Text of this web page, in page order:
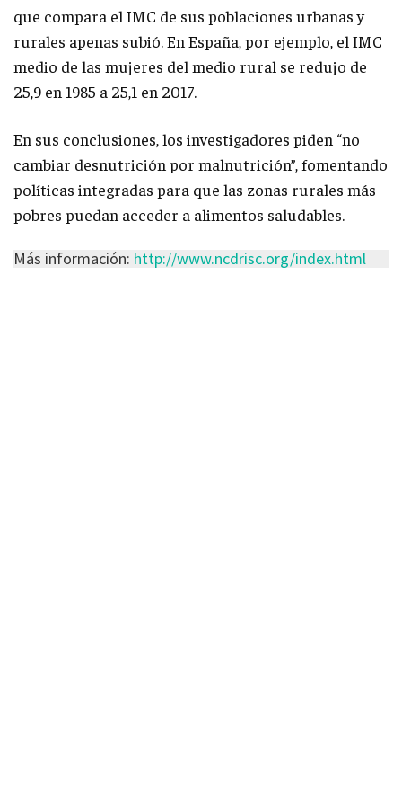
que compara el IMC de sus poblaciones urbanas y
rurales apenas subió. En España, por ejemplo, el IMC
medio de las mujeres del medio rural se redujo de
25,9 en 1985 a 25,1 en 2017.
En sus conclusiones, los investigadores piden “no
cambiar desnutrición por malnutrición”, fomentando
políticas integradas para que las zonas rurales más
pobres puedan acceder a alimentos saludables.
Más información: http://www.ncdrisc.org/index.html